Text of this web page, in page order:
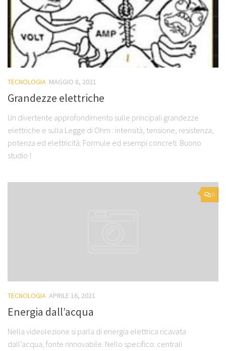
TECNOLOGIA MAGGIO 8, 2021
Grandezze elettriche
Un divertente approfondimento sulle principali grandezze
elettriche e sulla Legge di Ohm : intensità, tensione, resistenza,
potenza ed elettricità. Formule ed esempi concreti. Buono
studio !
0
TECNOLOGIA APRILE 16, 2021
Energia dall’acqua
Nella videolezione si parla di energia elettrica ricavata
dall’acqua, fonte rinnovabile. Nello specifico: centrali